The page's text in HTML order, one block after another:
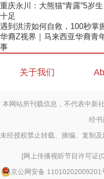
重庆永川：大熊猫“青露”5岁
十足
遇到洪涝如何自救，100秒掌
华裔Z视界｜马来西亚华裔青
事
关于我们
本网站所刊载信息，不代表中新
经书
未经授权禁止转载、摘编、复制
[网上传播视听节目许可证
京公网安备 11010202009201